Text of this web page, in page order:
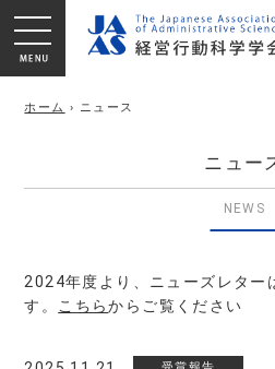
ホーム › ニュース
ニュー
NEWS
2024年度より、ニューズレター
す。
こちらからご覧ください